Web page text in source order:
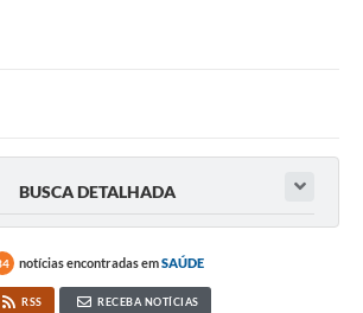
BUSCA DETALHADA
notícias encontradas emSAÚDE
RSS RECEBA NOTÍCIAS